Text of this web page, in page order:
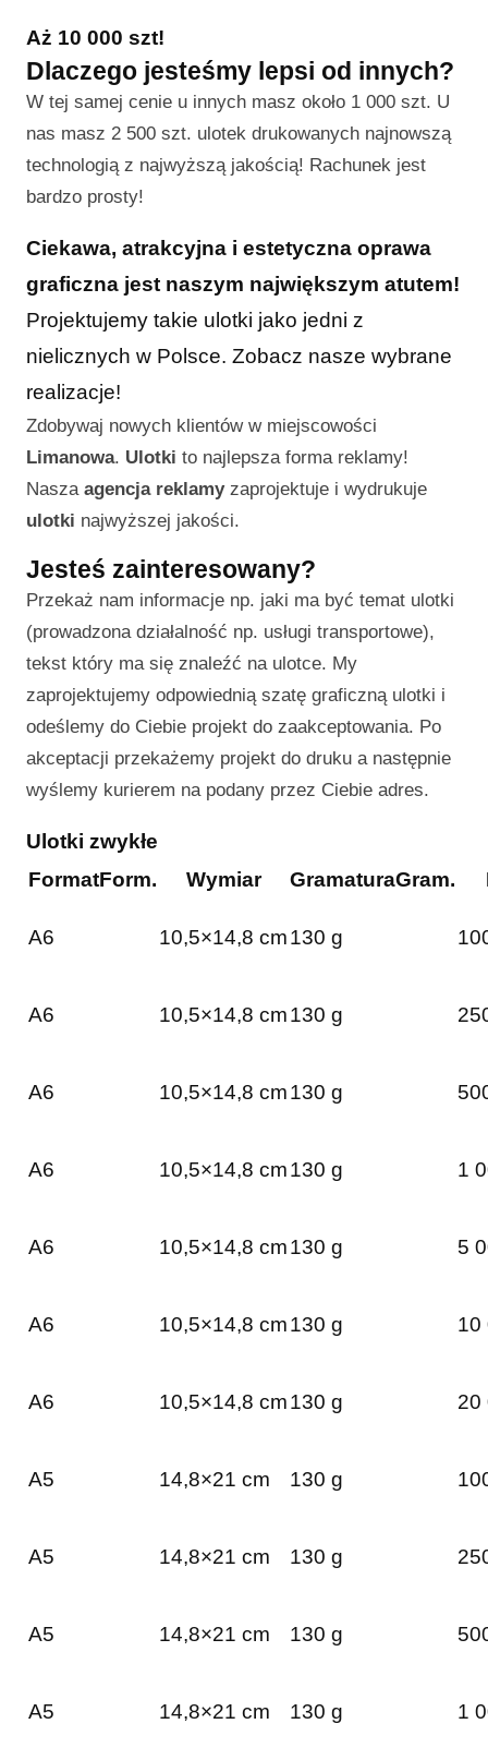
Aż 10 000 szt!
Dlaczego jesteśmy lepsi od innych?
W tej samej cenie u innych masz około 1 000 szt. U
nas masz 2 500 szt. ulotek drukowanych najnowszą
technologią z najwyższą jakością! Rachunek jest
bardzo prosty!
Ciekawa, atrakcyjna i estetyczna oprawa
graficzna jest naszym największym atutem!
Projektujemy takie ulotki jako jedni z
nielicznych w Polsce. Zobacz nasze wybrane
realizacje!
Zdobywaj nowych klientów w miejscowości
Limanowa. Ulotki to najlepsza forma reklamy!
Nasza agencja reklamyzaprojektuje i wydrukuje
ulotki najwyższej jakości.
Jesteś zainteresowany?
Przekaż nam informacje np. jaki ma być temat ulotki
(prowadzona działalność np. usługi transportowe),
tekst który ma się znaleźć na ulotce. My
zaprojektujemy odpowiednią szatę graficzną ulotki i
odeślemy do Ciebie projekt do zaakceptowania. Po
akceptacji przekażemy projekt do druku a następnie
wyślemy kurierem na podany przez Ciebie adres.
Ulotki zwykłe
FormatForm. Wymiar GramaturaGram.
A6 10,5×14,8 cm130 g
A6 10,5×14,8 cm130 g
A6 10,5×14,8 cm130 g
A6 10,5×14,8 cm130 g 1
A6 10,5×14,8 cm130 g 5
A6 10,5×14,8 cm130 g 10
A6 10,5×14,8 cm130 g 20
A5 14,8×21 cm 130 g
A5 14,8×21 cm 130 g
A5 14,8×21 cm 130 g
A5 14,8×21 cm 130 g 1